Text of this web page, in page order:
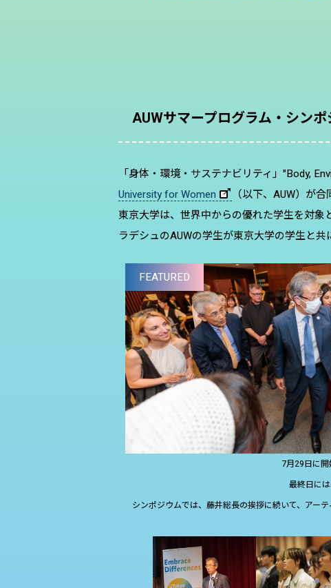
AUWサマープログラム・シンポ
「身体・環境・サステナビリティ」"Body,
University for Women
（以下、AUW）が合
東京大学は、世界中からの優れた学生を対
ラデシュのAUWの学生が東京大学の学生と共
FEATURED
7月29日に開
最終日に
シンポジウムでは、藤井総⾧の挨拶に続いて、アー